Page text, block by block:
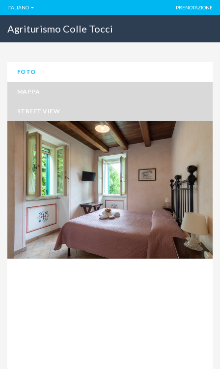
ITALIANO PRENOTAZIONE
Agriturismo Colle Tocci
FOTO
MAPPA
STREET VIEW